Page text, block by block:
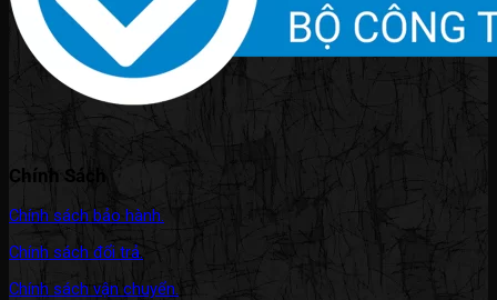
Chính Sách
Chính sách bảo hành.
Chính sách đổi trả.
Chính sách vận chuyển.